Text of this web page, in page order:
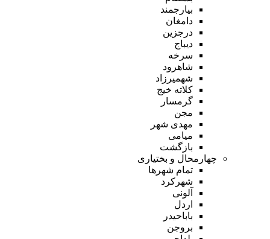
بیارجمند
دامغان
درجزین
دیباج
سرخه
شاهرود
شهمیرزاد
کلاته خیج
گرمسار
مجن
مهدی شهر
میامی
بازگشت
چهارمحال و بختیاری
تمام شهر‌ها
شهرکرد
آلونی
اردل
باباحیدر
بروجن